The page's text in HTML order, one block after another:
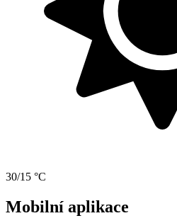
30/15 °C
Mobilní aplikace